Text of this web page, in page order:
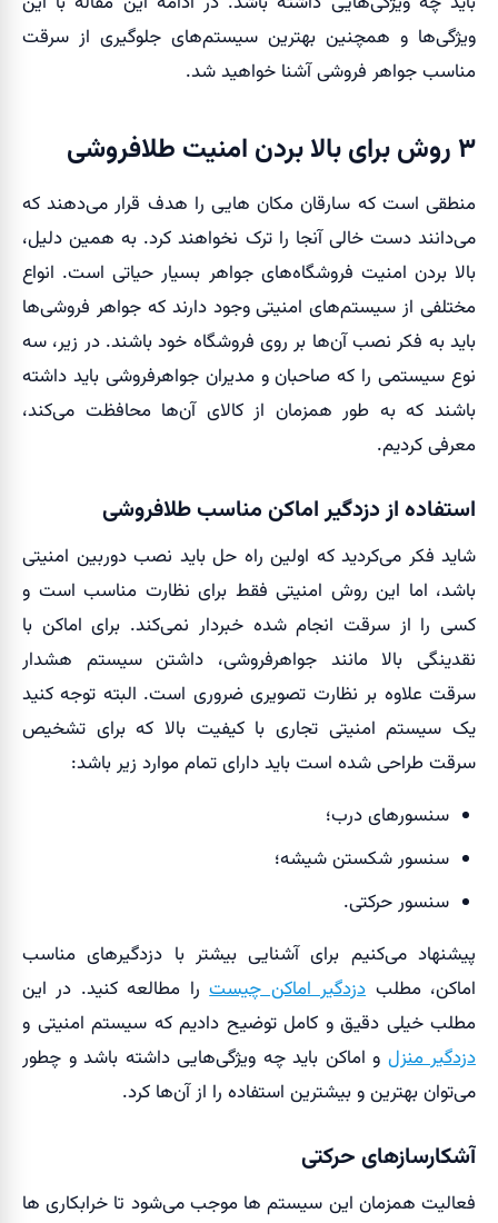
ویژگی‌ها و همچنین بهترین سیستم‌های جلوگیری از سرقت
مناسب جواهر فروشی آشنا خواهید شد.
۳ روش برای بالا بردن امنیت طلافروشی
منطقی است که سارقان مکان هایی را هدف قرار می‌دهند که
می‌دانند دست خالی آنجا را ترک نخواهند کرد. به همین دلیل،
بالا بردن امنیت فروشگاه‌های جواهر بسیار حیاتی است. انواع
مختلفی از سیستم‌های امنیتی وجود دارند که جواهر فروشی‌ها
باید به فکر نصب آن‌ها بر روی فروشگاه خود باشند. در زیر، سه
نوع سیستمی را که صاحبان و مدیران جواهرفروشی باید داشته
باشند که به طور همزمان از کالای آن‌ها محافظت می‌کند،
معرفی کردیم.
استفاده از دزدگیر اماکن مناسب طلافروشی
شاید فکر می‌کردید که اولین راه حل باید نصب دوربین امنیتی
باشد، اما این روش امنیتی فقط برای نظارت مناسب است و
کسی را از سرقت انجام شده خبردار نمی‌کند. برای اماکن با
نقدینگی بالا مانند جواهرفروشی، داشتن سیستم هشدار
سرقت علاوه بر نظارت تصویری ضروری است. البته توجه کنید
یک سیستم امنیتی تجاری با کیفیت بالا که برای تشخیص
سرقت طراحی شده است باید دارای تمام موارد زیر باشد:
سنسورهای درب؛
سنسور شکستن شیشه؛
سنسور حرکتی.
پیشنهاد می‌کنیم برای آشنایی بیشتر با دزدگیرهای مناسب
اماکن، مطلبدزدگیر اماکن چیسترا مطالعه کنید. در این
مطلب خیلی دقیق و کامل توضیح دادیم که سیستم امنیتی و
دزدگیر منزل و اماکن باید چه ویژگی‌هایی داشته باشد و چطور
می‌توان بهترین و بیشترین استفاده را از آن‌ها کرد.
آشکارسازهای حرکتی
فعالیت همزمان این سیستم ها موجب می‌شود تا خرابکاری ها